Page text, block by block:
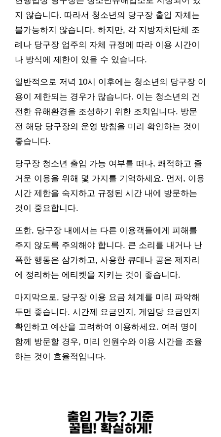
지 않습니다. 따라서 청소년의 당구장 출입 자체는
불가능하지 않습니다. 하지만, 각 지방자치단체 조
례나 당구장 업주의 자체 규정에 따라 이용 시간이
나 방식에 제한이 있을 수 있습니다.
일반적으로 저녁 10시 이후에는 청소년의 당구장 이
용이 제한되는 경우가 많습니다. 이는 청소년의 건
전한 유해환경을 조성하기 위한 조치입니다. 방문
전 해당 당구장의 운영 방침을 미리 확인하는 것이
좋습니다.
당구장 청소년 출입 가능 여부를 떠나, 쾌적하고 즐
거운 이용을 위해 몇 가지를 기억하세요. 먼저, 이용
시간 제한을 숙지하고 규정된 시간 내에 방문하는
것이 중요합니다.
또한, 당구장 내에서는 다른 이용객들에게 피해를
주지 않도록 주의해야 합니다. 큰 소리를 내거나 난
폭한 행동은 삼가하고, 사용한 큐대나 공은 제자리
에 정리하는 에티켓을 지키는 것이 좋습니다.
마지막으로, 당구장 이용 요금 체계를 미리 파악해
두면 좋습니다. 시간제 요금인지, 게임당 요금인지
확인하고 예산을 고려하여 이용하세요. 여러 명이
함께 방문할 경우, 미리 인원수와 이용 시간을 조율
하는 것이 효율적입니다.